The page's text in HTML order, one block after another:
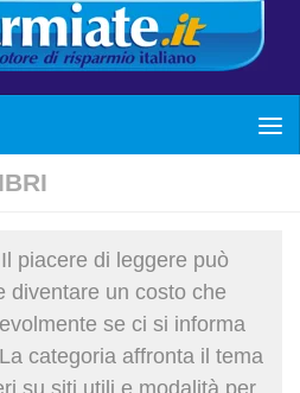
piacere di leggere può
diventare un costo che
se ci si informa
categoria affronta il tema
su siti utili e modalità per